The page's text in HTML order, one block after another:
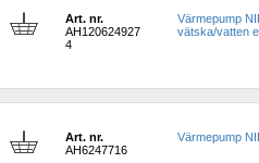
Art. nr.
AH120624927
4
Värmepump
vätska/vatten
Art. nr.
AH6247716
Värmepump